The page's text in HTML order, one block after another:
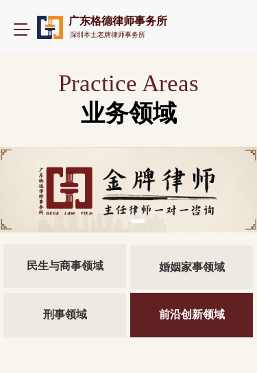
T
n
广东格德律师事务所
深圳本土老牌律师事务所
Practice Areas
业务领域
民生与商事领域 婚姻家事领域
刑事领域 前沿创新领域